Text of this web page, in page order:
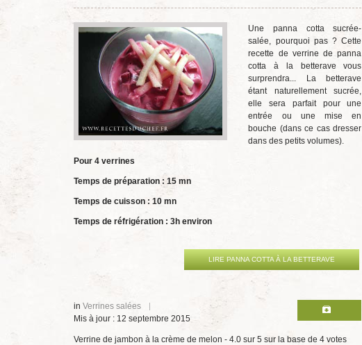
Une panna cotta sucrée-
salée, pourquoi pas ? Cette
recette de verrine de panna
cotta à la betterave vous
surprendra... La betterave
étant naturellement sucrée,
elle sera parfait pour une
entrée ou une mise en
bouche (dans ce cas dresser
dans des petits volumes).
Pour 4 verrines
Temps de préparation : 15 mn
Temps de cuisson : 10 mn
Temps de réfrigération : 3h environ
LIRE PANNA COTTA À LA BETTERAVE
in Verrines salées
Mis à jour : 12 septembre 2015
Verrine de jambon à la crème de melon - 4.0 sur 5 sur la base de 4 votes